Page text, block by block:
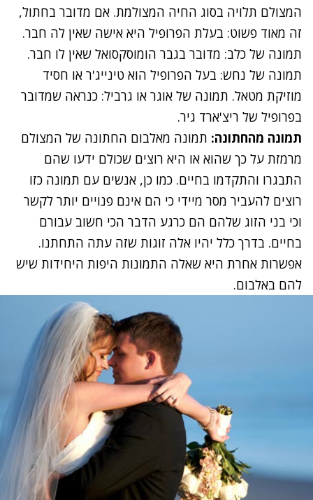
המצולם תלויה בסוג החיה המצולמת. אם מדובר בחתול,
זה מאוד פשוט: בעלת הפרופיל היא אישה שאין לה חבר.
תמונה של כלב: מדובר בגבר הומוסקסואל שאין לו חבר.
תמונה של נחש: בעל הפרופיל הוא טינייג'ר או חסיד
מוזיקת מטאל. תמונה של אוגר או גרביל: כנראה שמדובר
בפרופיל של ריצ'ארד גיר.
תמונה מהחתונה: תמונה מאלבום החתונה של המצולם
מרמזת על כך שהוא או היא רוצים שכולם ידעו שהם
התבגרו והתקדמו בחיים. כמו כן, אנשים עם תמונה כזו
רוצים להעביר מסר מיידי כי הם אינם פנויים יותר לקשר
וכי בני הזוג שלהם הם כרגע הדבר הכי חשוב עבורם
בחיים. בדרך כלל יהיו אלה זוגות שזה עתה התחתנו.
אפשרות אחרת היא שאלה התמונות היפות היחידות שיש
להם באלבום.